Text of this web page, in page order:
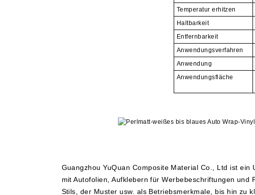
Temperatur erhitzen
Haltbarkeit
Entfernbarkeit
Anwendungsverfahren
Anwendung
Anwendungsfläche
Guangzhou YuQuan Composite Material Co., Ltd ist
mit Autofolien, Aufklebern für Werbebeschriftungen und
Stils, der Muster usw. als Betriebsmerkmale, bis hin zu